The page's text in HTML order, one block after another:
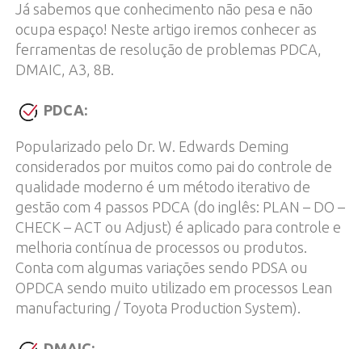
Já sabemos que conhecimento não pesa e não
ocupa espaço! Neste artigo iremos conhecer as
ferramentas de resolução de problemas PDCA,
DMAIC, A3, 8B.
PDCA:
Popularizado pelo Dr. W. Edwards Deming
considerados por muitos como pai do controle de
qualidade moderno é um método iterativo de
gestão com 4 passos PDCA (do inglês: PLAN – DO –
CHECK – ACT ou Adjust) é aplicado para controle e
melhoria contínua de processos ou produtos.
Conta com algumas variações sendo PDSA ou
OPDCA sendo muito utilizado em processos Lean
manufacturing / Toyota Production System).